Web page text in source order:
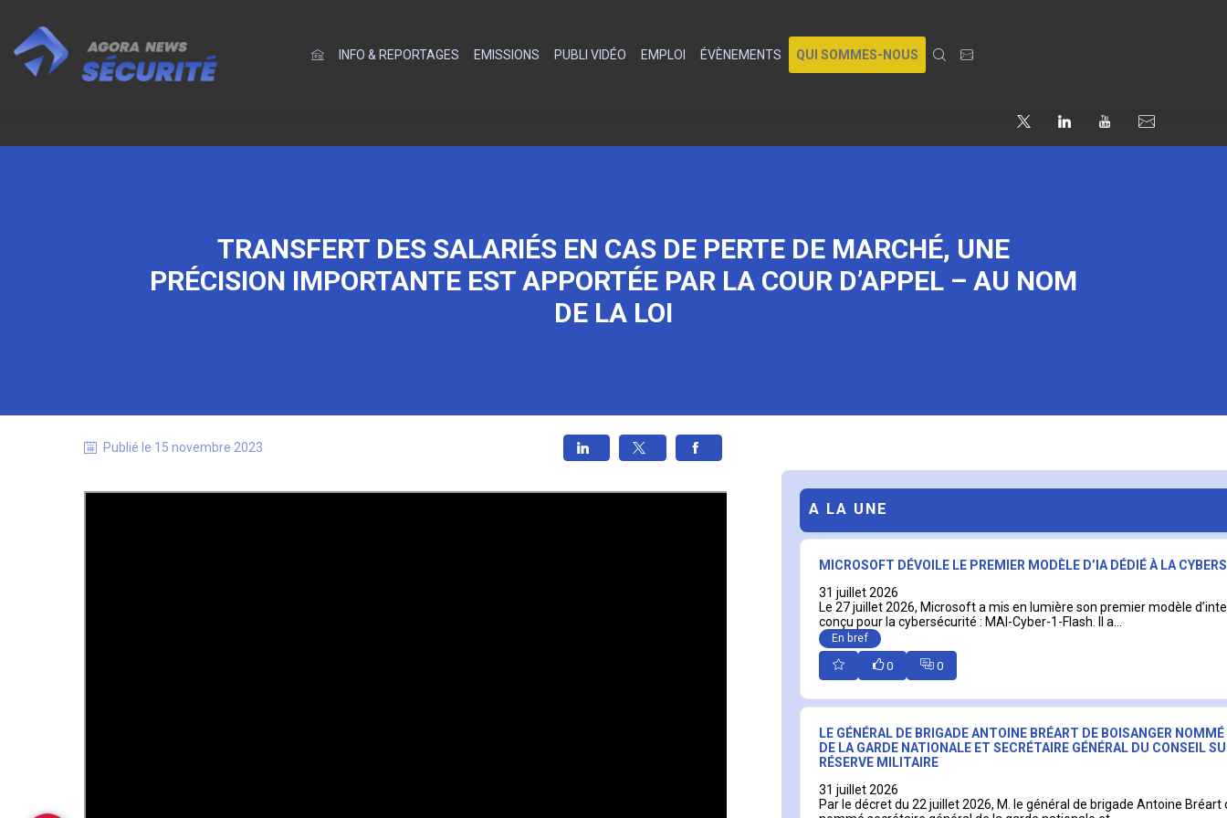
INFO & REPORTAGES EMISSIONS PUBLI VIDÉO EMPLOI ÉVÈNEMENTS QUI SOMMES-NOUS
TRANSFERT DES SALARIÉS EN CAS DE PERTE DE MARCHÉ, UNE
PRÉCISION IMPORTANTE EST APPORTÉE PAR LA COUR D’APPEL – AU NOM
DE LA LOI
Publié le 15 novembre 2023
A LA UNE
MICROSOFT DÉVOILE LE PREMIER MODÈLE D’IA DÉDIÉ À LA
31 juillet 2026
Le 27 juillet 2026, Microsoft a mis en lumière son premier modèle
conçu pour la cybersécurité : MAI-Cyber-1-Flash. Il a...
En bref
0 0
LE GÉNÉRAL DE BRIGADE ANTOINE BRÉART DE BOISANGER
DE LA GARDE NATIONALE ET SECRÉTAIRE GÉNÉRAL DU CONSEIL
RÉSERVE MILITAIRE
31 juillet 2026
Par le décret du 22 juillet 2026, M. le général de brigade Antoine Bréart